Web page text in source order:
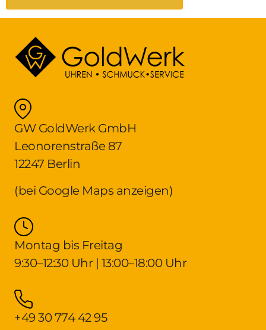
GW GoldWerk GmbH
Leonorenstraße 87
12247 Berlin
(bei Google Maps anzeigen)
Montag bis Freitag
9:30–12:30 Uhr | 13:00–18:00 Uhr
+49 30 774 42 95